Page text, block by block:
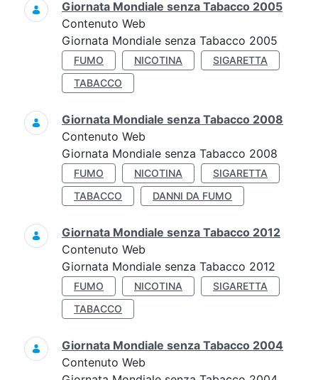
Giornata Mondiale senza Tabacco 2005
Contenuto Web
Giornata Mondiale senza Tabacco 2005
FUMO NICOTINA
SIGARETTA
TABACCO
Giornata Mondiale senza Tabacco 2008
Contenuto Web
Giornata Mondiale senza Tabacco 2008
FUMO NICOTINA
SIGARETTA
TABACCO
DANNI DA FUMO
Giornata Mondiale senza Tabacco 2012
Contenuto Web
Giornata Mondiale senza Tabacco 2012
FUMO NICOTINA
SIGARETTA
TABACCO
Giornata Mondiale senza Tabacco 2004
Contenuto Web